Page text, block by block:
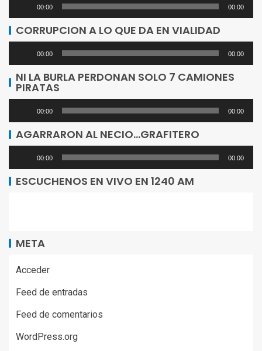
Reproductor
de
audio
00:00 00:00
CORRUPCION A LO QUE DA EN VIALIDAD
Reproductor
de
audio
00:00 00:00
NI LA BURLA PERDONAN SOLO 7 CAMIONES
PIRATAS
Reproductor
de
audio
00:00 00:00
AGARRARON AL NECIO…GRAFITERO
Reproductor
de
00:00 00:00
ESCUCHENOS EN VIVO EN 1240 AM
META
Acceder
Feed de entradas
Feed de comentarios
WordPress.org